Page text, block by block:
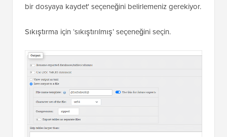
bir dosyaya kaydet' seçeneğini belirlemeniz gerekiyor.
Sıkıştırma için ‘sıkıştırılmış’ seçeneğini seçin.